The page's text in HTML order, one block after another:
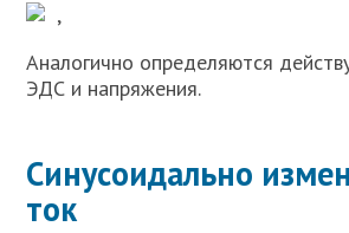
,
Аналогично определяются
ЭДС и напряжения.
Синусоидально
ток